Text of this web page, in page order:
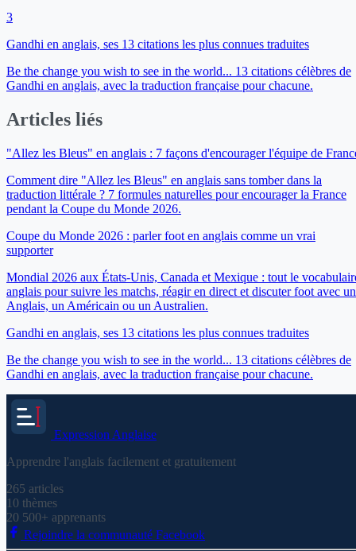
3
Gandhi en anglais, ses 13 citations les plus connues traduites
Be the change you wish to see in the world... 13 citations célèbres de
Gandhi en anglais, avec la traduction française pour chacune.
Articles liés
"Allez les Bleus" en anglais : 7 façons d'encourager l'équipe de
Comment dire "Allez les Bleus" en anglais sans tomber dans la
traduction littérale ? 7 formules naturelles pour encourager la France
pendant la Coupe du Monde 2026.
Coupe du Monde 2026 : parler foot en anglais comme un vrai
supporter
Mondial 2026 aux États-Unis, Canada et Mexique : tout le
anglais pour suivre les matchs, réagir en direct et discuter foot avec un
Anglais, un Américain ou un Australien.
Gandhi en anglais, ses 13 citations les plus connues traduites
Be the change you wish to see in the world... 13 citations célèbres de
Gandhi en anglais, avec la traduction française pour chacune.
Expression Anglaise
Apprendre l'anglais facilement et gratuitement
265 articles
10 thèmes
20 500+ apprenants
Rejoindre la communauté Facebook